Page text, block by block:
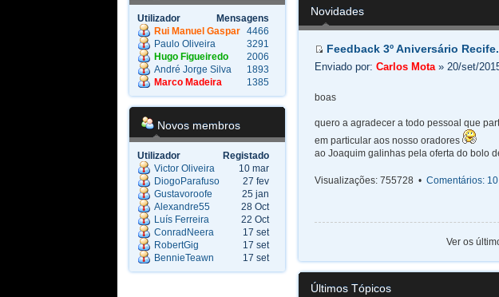
Utilizador
Mensagens
Rui Manuel Gaspar 4466
Paulo Oliveira
3291
Hugo Figueiredo
2006
André Jorge Silva
1893
Marco Madeira
1385
Novos membros
Utilizador
Registado
Victor Oliveira
10 mar
DiogoParafuso
27 fev
Gustavoroofe
25 jan
Alexandre55
28 Oct
Luís Ferreira
22 Oct
ConradNeera
17 set
RobertGig
17 set
BennieTeawn
17 set
Novidades
Feedback 3º Aniversário
Enviado por: Carlos Mota» 20/set/
boas
quero a agradecer a todo pessoal que
em particular aos nosso oradores
ao Joaquim galinhas pela oferta do bolo
Visualizações: 755728 • Comentários: 10
Ver os
Últimos Tópicos